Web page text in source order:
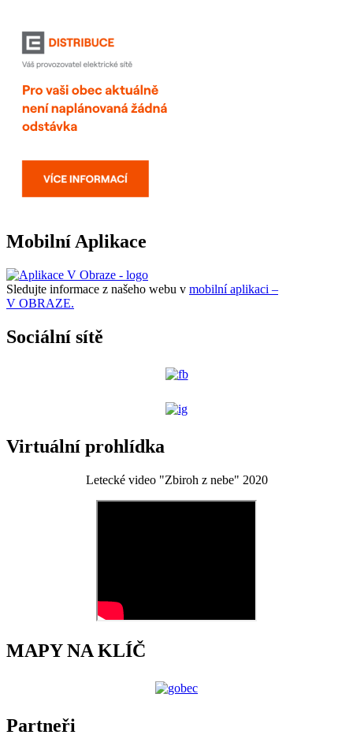
Mobilní Aplikace
Sledujte informace z našeho webu v mobilní aplikaci –
V OBRAZE.
Sociální sítě
Virtuální prohlídka
Letecké video "Zbiroh z nebe" 2020
MAPY NA KLÍČ
Partneři